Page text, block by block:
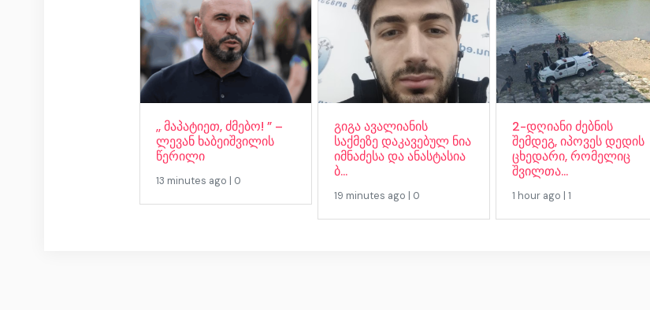
,, მაპატიეთ, ძმებო! ” –
ლევან ხაბეიშვილის
წერილი
13 minutes ago | 0
გიგა ავალიანის
საქმეზე დაკავებულ ნია
იმნაძესა და ანასტასია
ბ...
19 minutes ago | 0
2-დღიანი ძებნის
შემდეგ, იპოვეს დედის
ცხედარი, რომელიც
შვილთა...
1 hour ago | 1